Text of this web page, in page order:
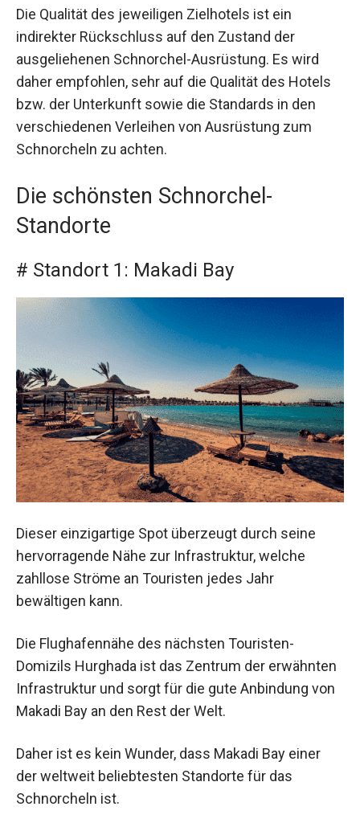
Die Qualität des jeweiligen Zielhotels ist ein
indirekter Rückschluss auf den Zustand der
ausgeliehenen Schnorchel-Ausrüstung. Es wird
daher empfohlen, sehr auf die Qualität des Hotels
bzw. der Unterkunft sowie die Standards in den
verschiedenen Verleihen von Ausrüstung zum
Schnorcheln zu achten.
Die schönsten Schnorchel-
Standorte
# Standort 1: Makadi Bay
Dieser einzigartige Spot überzeugt durch seine
hervorragende Nähe zur Infrastruktur, welche
zahllose Ströme an Touristen jedes Jahr
bewältigen kann.
Die Flughafennähe des nächsten Touristen-
Domizils Hurghada ist das Zentrum der erwähnten
Infrastruktur und sorgt für die gute Anbindung von
Makadi Bay an den Rest der Welt.
Daher ist es kein Wunder, dass Makadi Bay einer
der weltweit beliebtesten Standorte für das
Schnorcheln ist.